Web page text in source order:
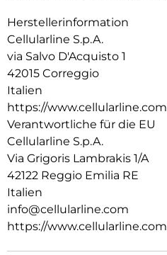
Herstellerinformation
Cellularline S.p.A.
via Salvo D'Acquisto 1
42015 Correggio
Italien
https://www.cellularline.com
Verantwortliche für die EU
Cellularline S.p.A.
Via Grigoris Lambrakis 1/A
42122 Reggio Emilia RE
Italien
info@cellularline.com
https://www.cellularline.com